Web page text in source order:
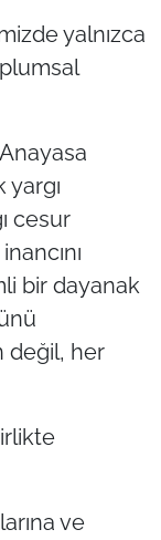
yalnızca
yargı
cesur
bir dayanak
değil, her
ve